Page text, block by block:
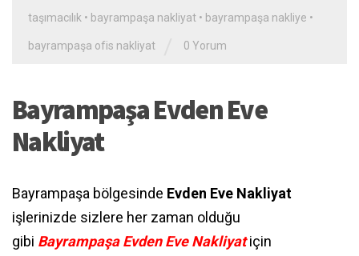
taşımacılık • bayrampaşa nakliyat • bayrampaşa nakliye •
bayrampaşa ofis nakliyat 0 Yorum
Bayrampaşa Evden Eve
Nakliyat
Bayrampaşa bölgesinde Evden Eve Nakliyat
işlerinizde sizlere her zaman olduğu
gibi Bayrampaşa Evden Eve Nakliyatiçin